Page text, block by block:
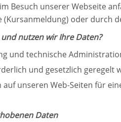
Besuch unserer Webseite
(Kursanmeldung) oder durch
nutzen wir Ihre Daten?
und technische
und gesetzlich geregelt
auf unseren Web-Seiten für
Daten